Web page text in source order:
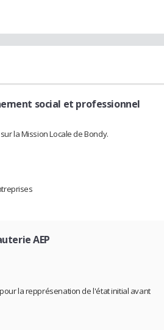
social et professionnel
la Mission Locale de Bondy.
AEP
la repprésenation de l'état initial avant